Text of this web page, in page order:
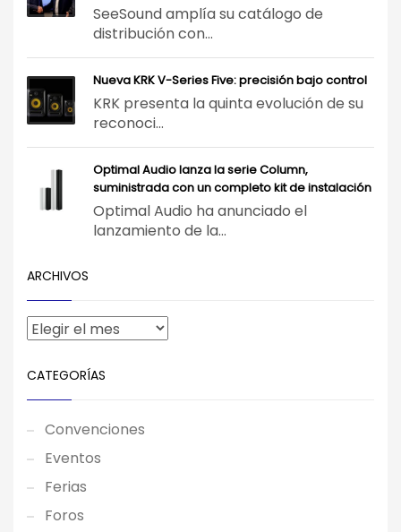
SeeSound amplía su catálogo de
distribución con...
Nueva KRK V-Series Five: precisión bajo control
KRK presenta la quinta evolución de su
reconoci...
Optimal Audio lanza la serie Column,
suministrada con un completo kit de instalación
Optimal Audio ha anunciado el
lanzamiento de la...
ARCHIVOS
CATEGORÍAS
Convenciones
Eventos
Ferias
Foros